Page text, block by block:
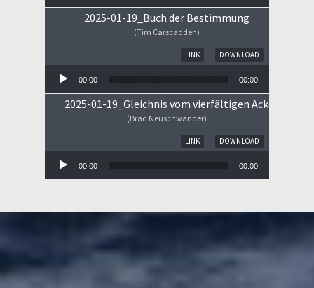
2025-01-19_Buch der Bestimmung
(Tim Carscadden)
DOWNLOAD
LINK
00:00 00:00
2025-01-19_Gleichnis vom vierfältigen Ackerboden
(Brad Neuschwander)
DOWNLOAD
LINK
00:00 00:00